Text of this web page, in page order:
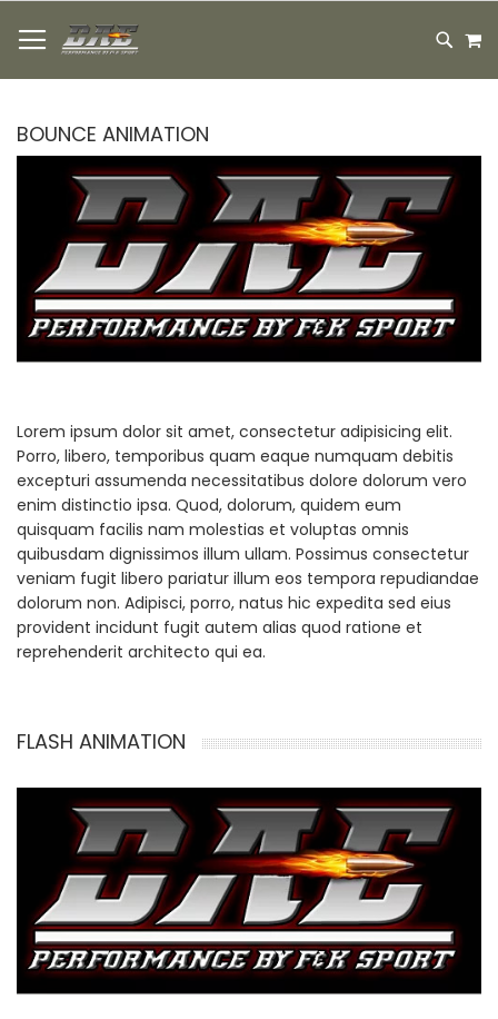
TILL
INNEHÅLLET
BOUNCE ANIMATION
Lorem ipsum dolor sit amet, consectetur adipisicing elit.
Porro, libero, temporibus quam eaque numquam debitis
excepturi assumenda necessitatibus dolore dolorum vero
enim distinctio ipsa. Quod, dolorum, quidem eum
quisquam facilis nam molestias et voluptas omnis
quibusdam dignissimos illum ullam. Possimus consectetur
veniam fugit libero pariatur illum eos tempora repudiandae
dolorum non. Adipisci, porro, natus hic expedita sed eius
provident incidunt fugit autem alias quod ratione et
reprehenderit architecto qui ea.
FLASH ANIMATION